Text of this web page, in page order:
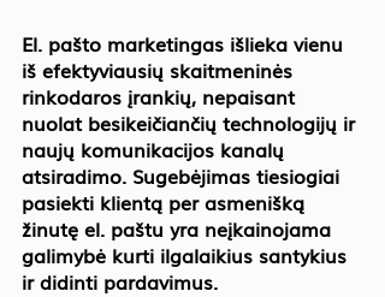
El. pašto marketingas išlieka vienu
iš efektyviausių skaitmeninės
rinkodaros įrankių, nepaisant
nuolat besikeičiančių technologijų ir
naujų komunikacijos kanalų
atsiradimo. Sugebėjimas tiesiogiai
pasiekti klientą per asmenišką
žinutę el. paštu yra neįkainojama
galimybė kurti ilgalaikius santykius
ir didinti pardavimus.